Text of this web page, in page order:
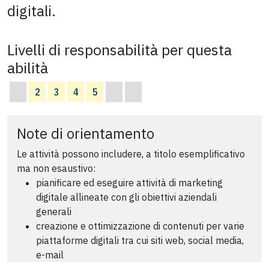
digitali.
Livelli di responsabilità per questa
abilità
2 3 4 5
Note di orientamento
Le attività possono includere, a titolo esemplificativo
ma non esaustivo:
pianificare ed eseguire attività di marketing
digitale allineate con gli obiettivi aziendali
generali
creazione e ottimizzazione di contenuti per varie
piattaforme digitali tra cui siti web, social media,
e-mail